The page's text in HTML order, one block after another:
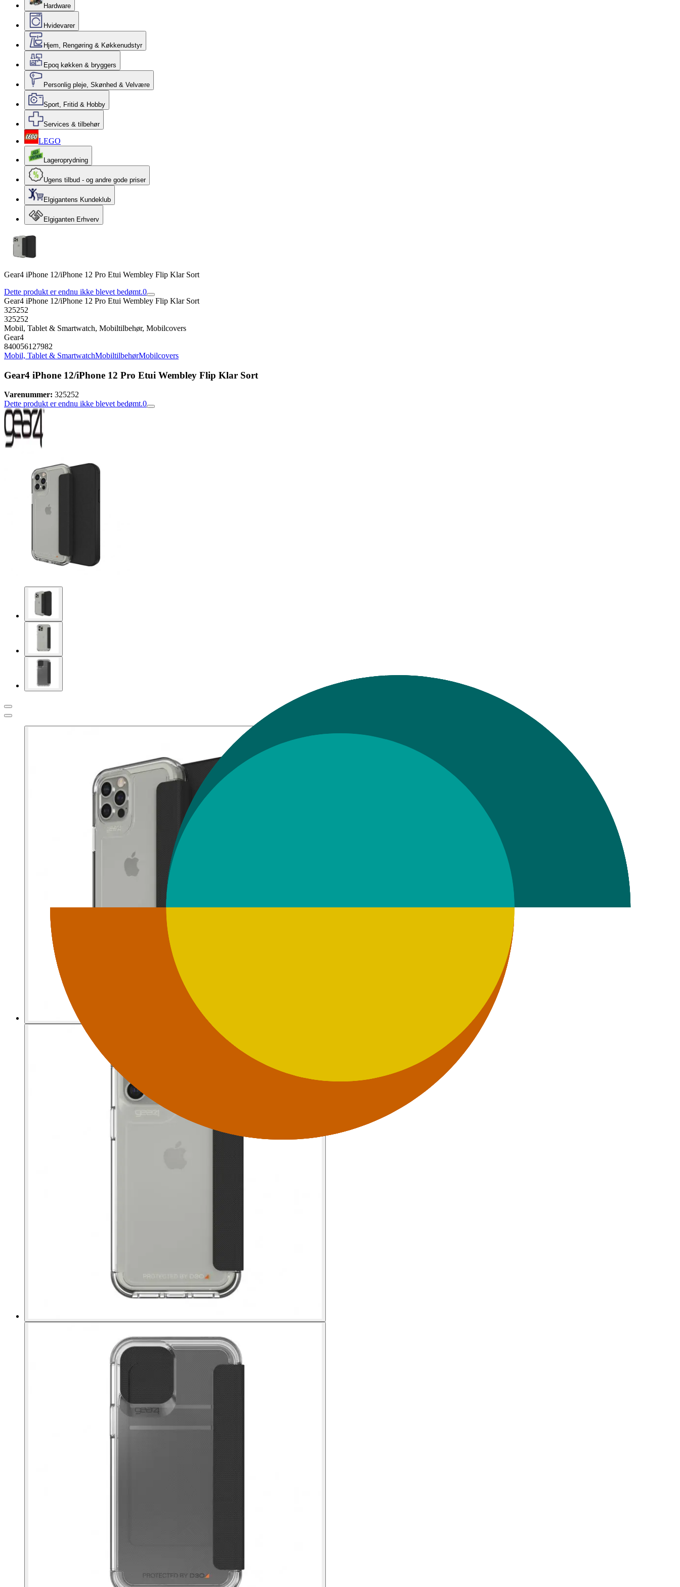
Hardware
Hvidevarer
Hjem, Rengøring & Køkkenudstyr
Epoq køkken & bryggers
Personlig pleje, Skønhed & Velvære
Sport, Fritid & Hobby
Services & tilbehør
LEGO
Lageroprydning
Ugens tilbud - og andre gode priser
Elgigantens Kundeklub
Elgiganten Erhverv
Gear4 iPhone 12/iPhone 12 Pro Etui Wembley Flip Klar Sort
Dette produkt er endnu ikke blevet bedømt.0
Gear4 iPhone 12/iPhone 12 Pro Etui Wembley Flip Klar Sort
325252
325252
Mobil, Tablet & Smartwatch, Mobiltilbehør, Mobilcovers
Gear4
840056127982
Mobil, Tablet & SmartwatchMobiltilbehørMobilcovers
Gear4 iPhone 12/iPhone 12 Pro Etui Wembley Flip Klar Sort
Varenummer: 325252
Dette produkt er endnu ikke blevet bedømt.0